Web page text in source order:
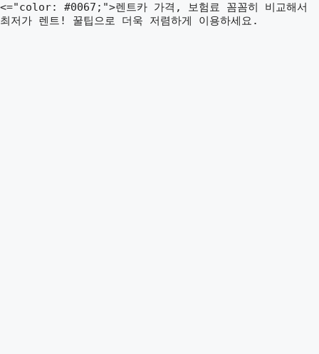
<="color: #0067;">렌트카 가격, 보험료 꼼꼼히 비교해서
최저가 렌트! 꿀팁으로 더욱 저렴하게 이용하세요.